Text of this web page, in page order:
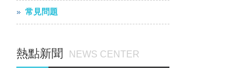
常見問題
熱點新聞 NEWS CENTER